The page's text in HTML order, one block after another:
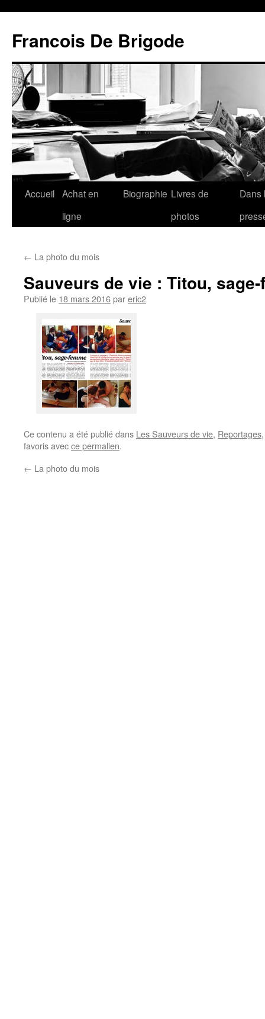
Francois De Brigode
Accueil Achat en
ligne
Biographie Livres de
photos
Dans
← La photo du mois
Sauveurs de vie : Titou,
Publié le 18 mars 2016pareric2
Ce contenu a été publié dans Les Sauveurs de vie, Reportages
favoris avecce permalien.
← La photo du mois